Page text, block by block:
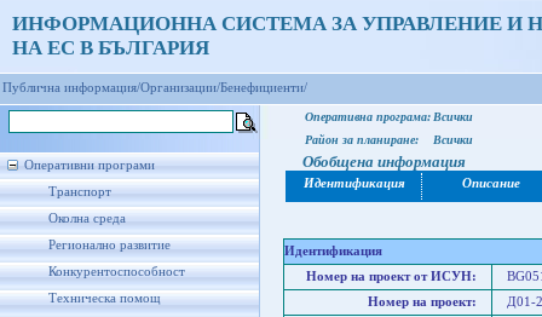
ИНФОРМАЦИОННА СИСТЕМА ЗА УПРАВЛЕНИЕ И
НА ЕС В БЪЛГАРИЯ
Публична информация/Организации/Бенефициенти/
Оперативни програми
Транспорт
Околна среда
Регионално развитие
Конкурентоспособност
Техническа помощ
Оперативна програма: Всички
Район за планиране:
Всички
Обобщена информация
Идентификация Описание
Идентификация
Номер на проект от ИСУН:
Номер на проект:
Д01-